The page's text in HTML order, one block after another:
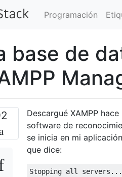
Programación
base de
Descargué XAMPP
software de
se inicia en mi
que dice:
Stopping all servers ...